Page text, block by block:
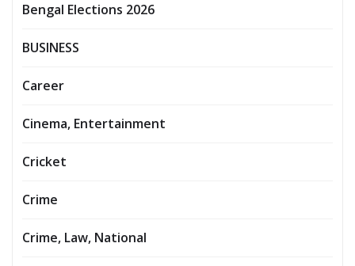
Bengal Elections 2026
BUSINESS
Career
Cinema, Entertainment
Cricket
Crime
Crime, Law, National